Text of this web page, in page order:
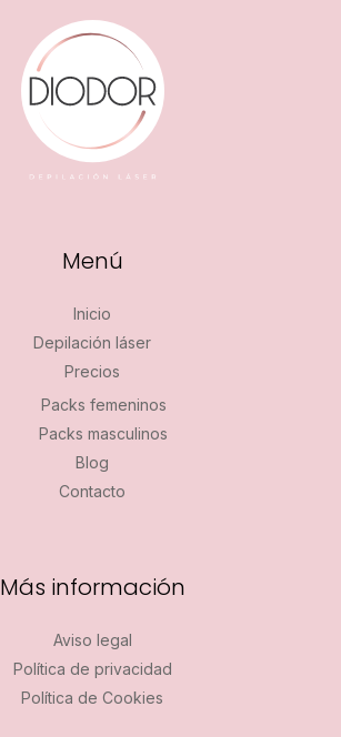
Menú
Inicio
Depilación láser
Precios
Packs femeninos
Packs masculinos
Blog
Contacto
Más información
Aviso legal
Política de privacidad
Política de Cookies